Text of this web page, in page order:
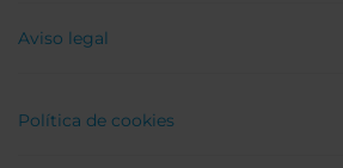
Aviso legal
Política de cookies